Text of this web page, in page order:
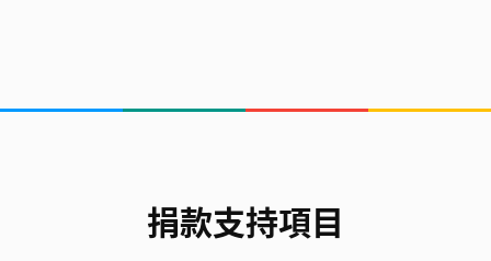
仁德天主教小學5B班
捐款支持項目